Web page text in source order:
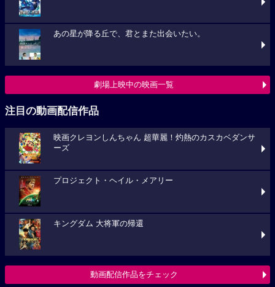
あの星が降る丘で、君とまた出会いたい。
劇場上映中の映画一覧
注目の動画配信作品
映画クレヨンしんちゃん 超華麗！灼熱のカスカベダンサ
ーズ
プロジェクト・ヘイル・メアリー
キングダム 大将軍の帰還
動画配信作品をチェック